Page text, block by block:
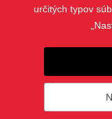
určitých typov